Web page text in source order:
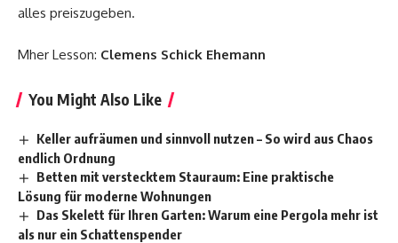
alles preiszugeben.
Mher Lesson: Clemens Schick Ehemann
You Might Also Like
Keller aufräumen und sinnvoll nutzen – So wird aus Chaos
endlich Ordnung
Betten mit verstecktem Stauraum: Eine praktische
Lösung für moderne Wohnungen
Das Skelett für Ihren Garten: Warum eine Pergola mehr ist
als nur ein Schattenspender